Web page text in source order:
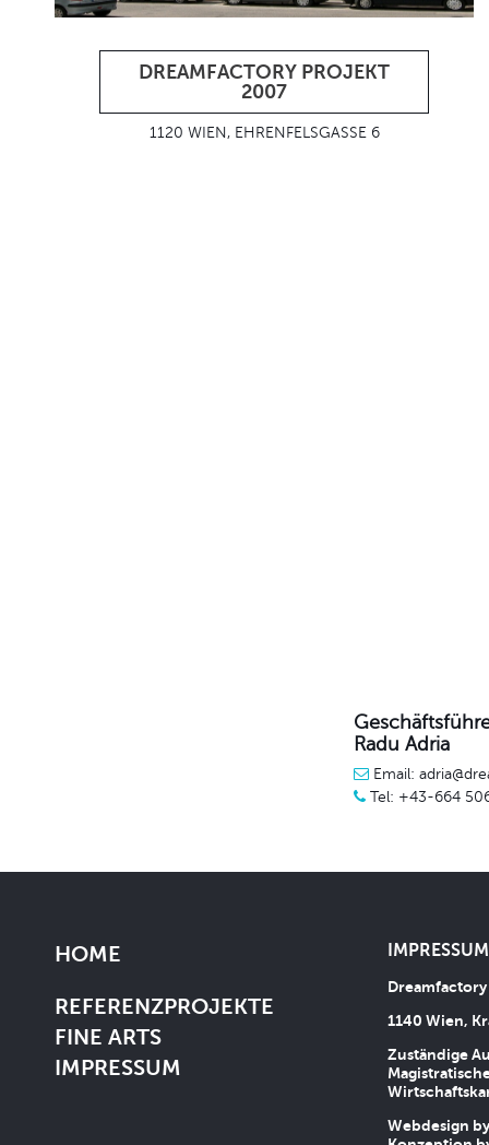
DREAMFACTORY PROJEKT
2007
1120 WIEN, EHRENFELSGASSE 6
Radu Adria
Email:
Tel: +43-664
HOME
REFERENZPROJEKTE
FINE ARTS
IMPRESSUM
1140 Wien,
Zuständige
Webdesign